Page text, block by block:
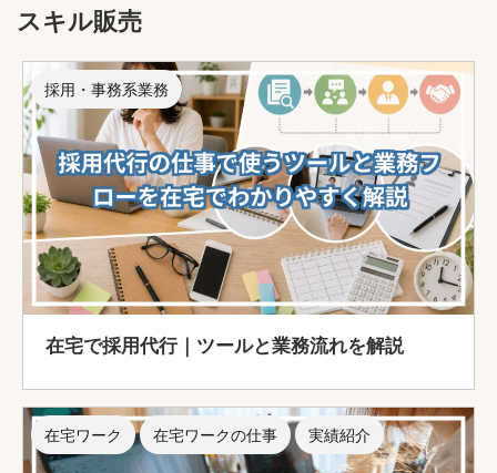
スキル販売
採用・事務系業務
在宅で採用代行｜ツールと業務流れを解説
在宅ワーク 在宅ワークの仕事 実績紹介